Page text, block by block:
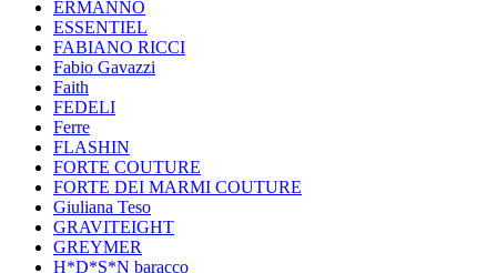
ERMANNO
ESSENTIEL
FABIANO RICCI
Fabio Gavazzi
Faith
FEDELI
Ferre
FLASHIN
FORTE COUTURE
FORTE DEI MARMI COUTURE
Giuliana Teso
GRAVITEIGHT
GREYMER
H*D*S*N baracco